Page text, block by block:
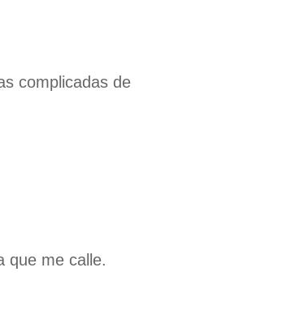
complicadas de
que me calle.